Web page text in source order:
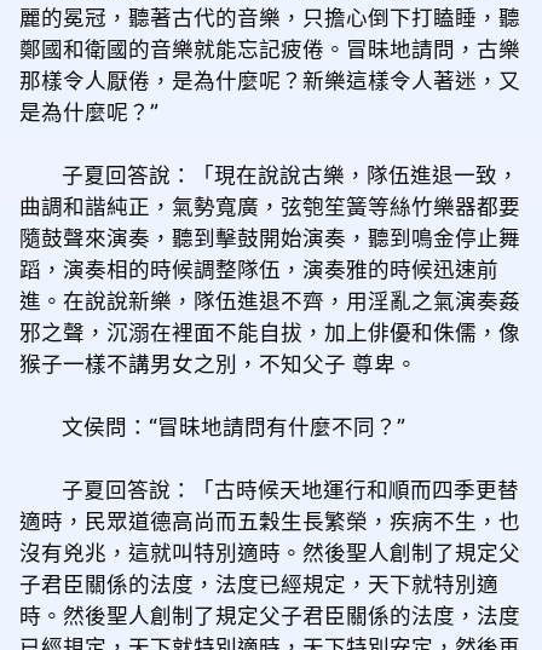
麗的冕冠，聽著古代的音樂，只擔心倒下打瞌睡，聽
鄭國和衛國的音樂就能忘記疲倦。冒昧地請問，古樂
那樣令人厭倦，是為什麼呢？新樂這樣令人著迷，又
是為什麼呢？”
子夏回答說：「現在說說古樂，隊伍進退一致，
曲調和諧純正，氣勢寬廣，弦匏笙簧等絲竹樂器都要
隨鼓聲來演奏，聽到擊鼓開始演奏，聽到鳴金停止舞
蹈，演奏相的時候調整隊伍，演奏雅的時候迅速前
進。在說說新樂，隊伍進退不齊，用淫亂之氣演奏姦
邪之聲，沉溺在裡面不能自拔，加上俳優和侏儒，像
猴子一樣不講男女之別，不知父子 尊卑。
文侯問：“冒昧地請問有什麼不同？”
子夏回答說：「古時候天地運行和順而四季更替
適時，民眾道德高尚而五穀生長繁榮，疾病不生，也
沒有兇兆，這就叫特別適時。然後聖人創制了規定父
子君臣關係的法度，法度已經規定，天下就特別適
時。然後聖人創制了規定父子君臣關係的法度，法度